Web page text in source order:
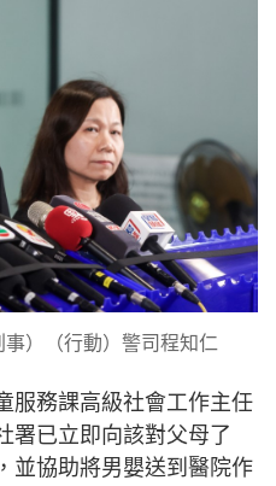
）（行動）警司程知仁
服務課高級社會工作主任
署已立即向該對父母了
並協助將男嬰送到醫院作